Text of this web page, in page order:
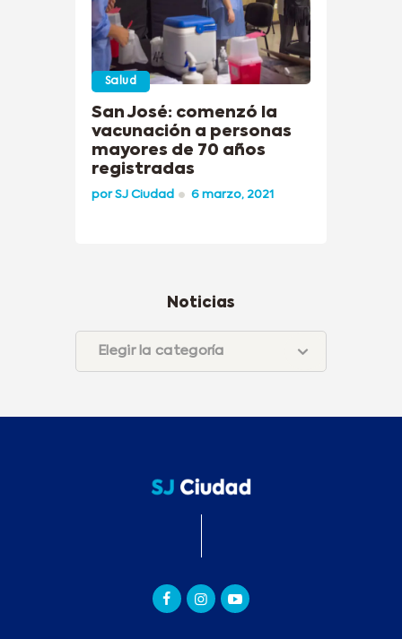
Salud
San José: comenzó la
vacunación a personas
mayores de 70 años
registradas
porSJ Ciudad 6 marzo, 2021
Noticias